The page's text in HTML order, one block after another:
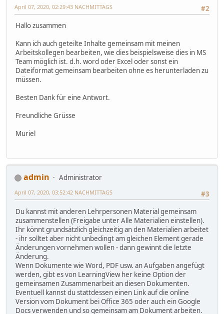
#2
April 07, 2020, 02:29:43 NACHMITTAGS
Hallo zusammen
Kann ich auch geteilte Inhalte gemeinsam mit meinen
Arbeitskollegen bearbeiten, wie dies beispielsweise dies in MS
Team möglich ist. d.h. word oder Excel oder sonst ein
Dateiformat gemeinsam bearbeiten ohne es herunterladen zu
müssen.
Besten Dank für eine Antwort.
Freundliche Grüsse
Muriel
admin
Administrator
#3
April 07, 2020, 03:52:42 NACHMITTAGS
Du kannst mit anderen Lehrpersonen Material gemeinsam
zusammenstellen (Freigabe unter Alle Materialien einstellen).
Ihr könnt grundsätzlich gleichzeitig an den Materialien arbeitet
- ihr solltet aber nicht unbedingt am gleichen Element gerade
Änderungen vornehmen wollen - dann gewinnt die letzte
Änderung.
Wenn Dokumente wie Word, PDF usw. an Aufgaben angefügt
werden, gibt es von LearningView her keine Option der
gemeinsamen Zusammenarbeit an diesen Dokumenten.
Eventuell kannst du stattdessen einen Link auf die online
Version vom Dokument bei Office 365 oder auch ein Google
Docs verwenden und so gemeinsam am Dokument arbeiten.